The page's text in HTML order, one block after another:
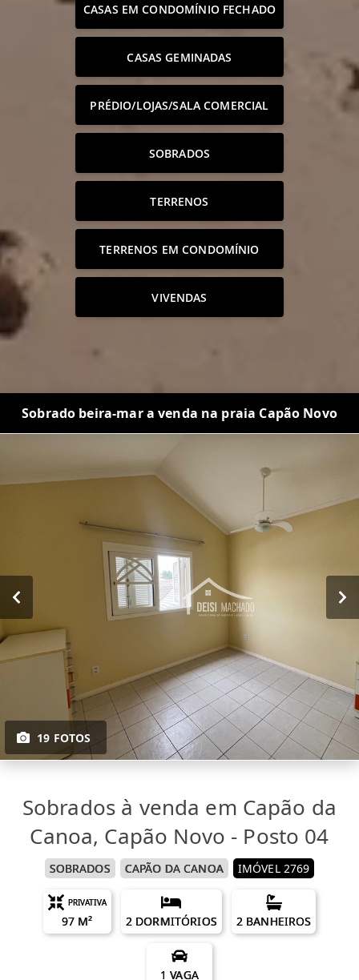
CASAS EM CONDOMÍNIO FECHADO
CASAS GEMINADAS
PRÉDIO/LOJAS/SALA COMERCIAL
SOBRADOS
TERRENOS
TERRENOS EM CONDOMÍNIO
VIVENDAS
Sobrado beira-mar a venda na praia Capão Novo
19 FOTOS
Sobrados à venda em Capão da
Canoa, Capão Novo - Posto 04
SOBRADOS CAPÃO DA CANOA IMÓVEL 2769
PRIVATIVA
97 M² 2 DORMITÓRIOS 2 BANHEIROS
1 VAGA